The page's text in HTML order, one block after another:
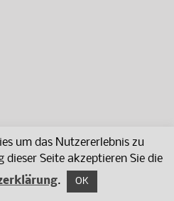
um das Nutzererlebnis zu
dieser Seite akzeptieren Sie die
. OK